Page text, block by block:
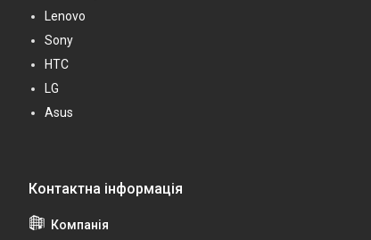
Lenovo
Sony
HTC
LG
Asus